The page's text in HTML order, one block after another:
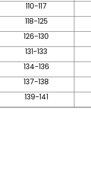
110-117
118-125
126-130
131-133
134-136
137-138
139-141